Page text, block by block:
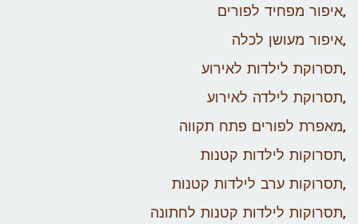
,איפור מפחיד לפורים
,איפור מעושן לכלה
,תסרוקת לילדות לאירוע
,תסרוקת לילדה לאירוע
,מאפרת לפורים פתח תקווה
,תסרוקות לילדות קטנות
,תסרוקות ערב לילדות קטנות
,תסרוקות לילדות קטנות לחתונה